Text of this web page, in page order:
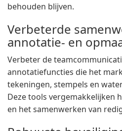
behouden blijven.
Verbeterde
annotatie- en
Verbeter de
annotatiefuncties die het
tekeningen, stempels en
Deze tools vergemakkelijken
en het samenwerken van